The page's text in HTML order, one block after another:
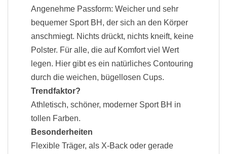
Angenehme Passform: Weicher und sehr
bequemer Sport BH, der sich an den Körper
anschmiegt. Nichts drückt, nichts kneift, keine
Polster. Für alle, die auf Komfort viel Wert
legen. Hier gibt es ein natürliches Contouring
durch die weichen, bügellosen Cups.
Trendfaktor?
Athletisch, schöner, moderner Sport BH in
tollen Farben.
Besonderheiten
Flexible Träger, als X-Back oder gerade